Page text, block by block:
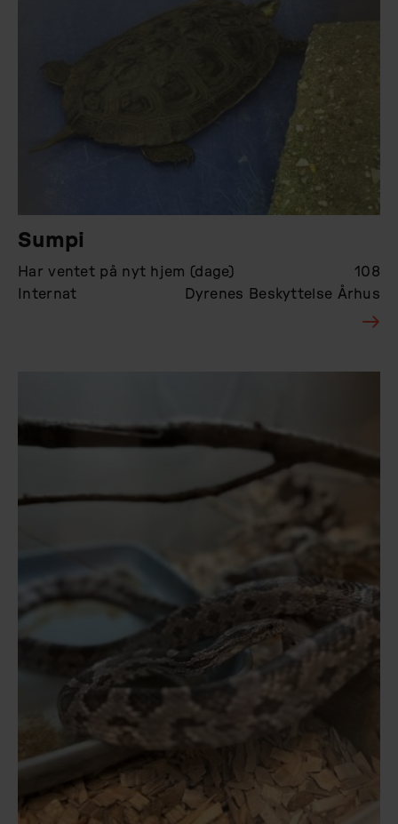
Sumpi
Har ventet på nyt hjem (dage)
108
Internat
Dyrenes Beskyttelse Århus